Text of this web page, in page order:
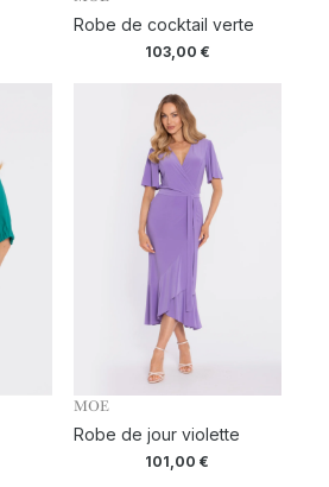
Robe de cocktail verte
103,00 €
MOE
Robe de jour violette
101,00€